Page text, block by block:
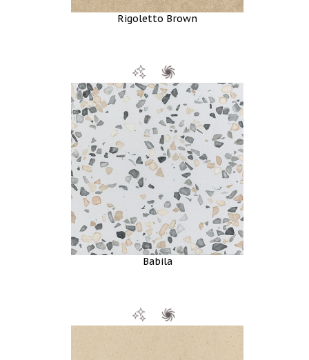
Rigoletto Brown
Babila